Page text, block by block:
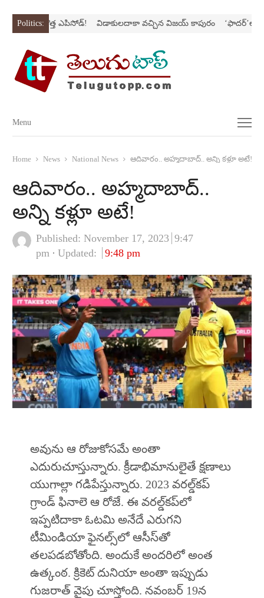
Politics:
సిరీస్‌లో కొత్త ఎపిసోడ్‌! విడాకులదాకా వచ్చిన విజయ్‌ కాపురం ‘ఫాదర్‌’ల్యాండ్‌ని
Menu
Menu
Home News National News ఆదివారం.. అహ్మదాబాద్‌.. అన్ని కళ్లూ అటే!
ఆదివారం.. అహ్మదాబాద్‌..
అన్ని కళ్లూ అటే!
Published: November 17, 2023 9:47
pm
Updated: 9:48 pm
అవును ఆ రోజుకోసమే అంతా
ఎదురుచూస్తున్నారు. క్రీడాభిమానులైతే క్షణాలు
యుగాల్లా గడిపేస్తున్నారు. 2023 వరల్డ్‌కప్‌
గ్రాండ్‌ ఫినాలె ఆ రోజే. ఈ వరల్డ్‌కప్‌లో
ఇప్పటిదాకా ఓటమి అనేదే ఎరుగని
టీమిండియా ఫైనల్స్‌లో ఆసీస్‌తో
తలపడబోతోంది. అందుకే అందరిలో అంత
ఉత్కంఠ. క్రికెట్‌ దునియా అంతా ఇప్పుడు
గుజరాత్‌ వైపు చూస్తోంది. నవంబర్‌ 19న